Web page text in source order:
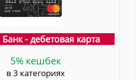
- дебетовая карта
5% кешбек
в 3 категориях